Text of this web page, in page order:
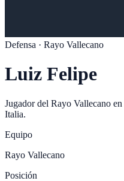
Defensa · Rayo Vallecano
Luiz Felipe
Jugador del Rayo Vallecano en
Italia.
Equipo
Rayo Vallecano
Posición